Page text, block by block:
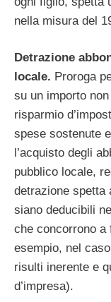
nella misura del
Detrazione
locale. Proroga
su un importo
risparmio
spese sostenute
l’acquisto degli
pubblico locale,
detrazione spetta
siano deducibili
che concorrono a
esempio, nel
risulti inerente e
d’impresa).